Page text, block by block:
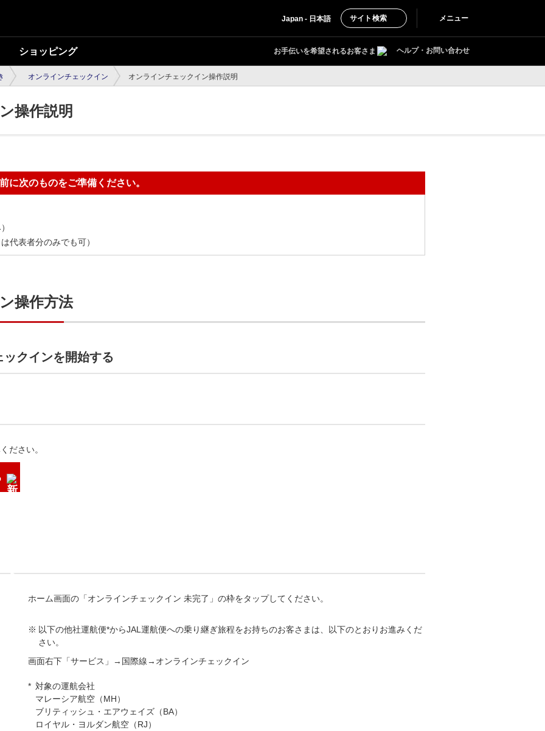
Japan - 日本語 サイト検索 メニュー
ショッピング お手伝いを希望されるお客さま ヘルプ・お問い合わせ
オンラインチェックイン オンラインチェックイン操作説明
操作説明
に次のものをご準備ください。
代表者分のみでも可）
操作方法
クインを開始する
ださい。
ホーム画面の「オンラインチェックイン 未完了」の枠をタップしてください。
以下の他社運航便*からJAL運航便への乗り継ぎ旅程をお持ちのお客さまは、以下のとおりお進みくだ
さい。
画面右下「サービス」→国際線→オンラインチェックイン
対象の運航会社
マレーシア航空（MH）
ブリティッシュ・エアウェイズ（BA）
ロイヤル・ヨルダン航空（RJ）